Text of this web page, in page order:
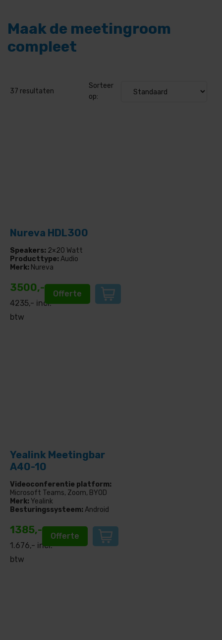
Maak de meetingroom
compleet
37 resultaten
Sorteer
op:
Nureva HDL300
Speakers: 2×20 Watt
Producttype:Audio
Merk: Nureva
3500,-
4235,- incl.
btw
Offerte
Yealink Meetingbar
A40-10
Videoconferentie platform:
Microsoft Teams, Zoom, BYOD
Merk:Yealink
Besturingssysteem:Android
1385,-
1.676,- incl.
btw
Offerte